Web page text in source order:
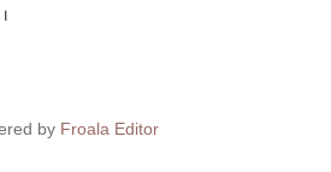
by Froala Editor